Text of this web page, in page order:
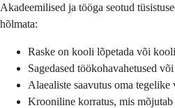
Akadeemilised ja tööga seotud
hõlmata:
Raske on kooli lõpetada või
Sagedased töökohavahetused
Alaealiste saavutus oma tegelike
Krooniline korratus, mis